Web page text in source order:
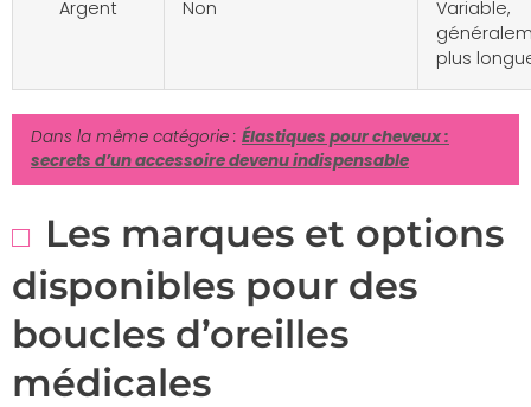
Argent Non
Variable,
plus
Dans la même catégorie : Élastiques pour cheveux :
secrets d’un accessoire devenu indispensable
Les marques et options
disponibles pour des
boucles d’oreilles
médicales